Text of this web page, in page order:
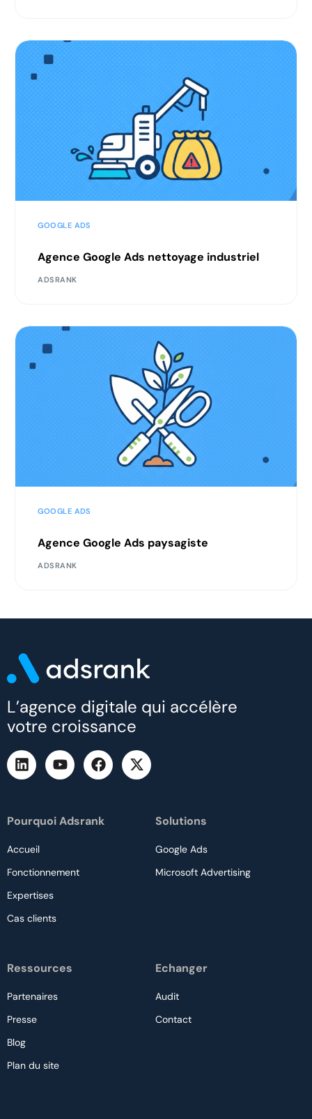
GOOGLE ADS
Agence Google Ads nettoyage industriel
ADSRANK
GOOGLE ADS
Agence Google Ads paysagiste
ADSRANK
L’agence digitale qui accélère
votre croissance
Pourquoi Adsrank
Accueil
Fonctionnement
Expertises
Cas clients
Solutions
Google Ads
Microsoft Advertising
Ressources
Partenaires
Presse
Blog
Plan du site
Echanger
Audit
Contact